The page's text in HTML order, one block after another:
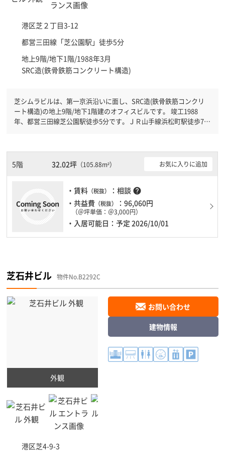
港区芝２丁目3-12
都営三田線「芝公園駅 」徒歩5分
地上9階/地下1階/1988年3月
SRC造(鉄骨鉄筋コンクリート構造)
芝シムラビルは、第一京浜沿いに面し、SRC造(鉄骨鉄筋コンクリ
ート構造)の地上9階/地下1階建のオフィスビルです。 竣工1988
年、都営三田線芝公園駅徒歩5分です。ＪＲ山手線浜松町駅徒歩7分
耐震性がしっかりとしています。土日・祝日も利用可能になります
ので時間帯を気にせず利用できます。
5階 32.02坪 （105.88m²） お気に入りに追加
・賃料 （税抜） ：相談 help
・共益費 （税抜） ：96,060円
（＠坪単価：＠3,000円）
・入居可能日：予定 2026/10/01
芝石井ビル 物件No.B2292C
外観
港区芝4-9-3
お問い合わせ
建物情報